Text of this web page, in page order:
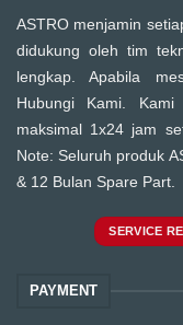
ASTRO menjamin
didukung oleh tim
lengkap. Apabila
Hubungi Kami.
maksimal 1x24 jam
Note: Seluruh produk
& 12 Bulan Spare Part.
SERVICE
PAYMENT